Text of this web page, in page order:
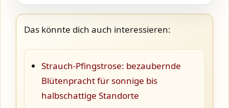
Das könnte dich auch interessieren:
Strauch-Pfingstrose: bezaubernde
Blütenpracht für sonnige bis
halbschattige Standorte